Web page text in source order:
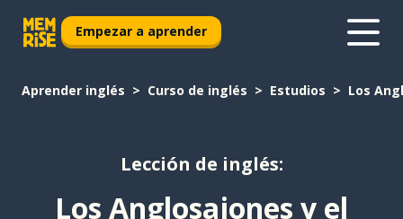
Empezar a aprender
Aprender inglés Curso de inglés Estudios Los
Lección de inglés:
Los Anglosajones y el